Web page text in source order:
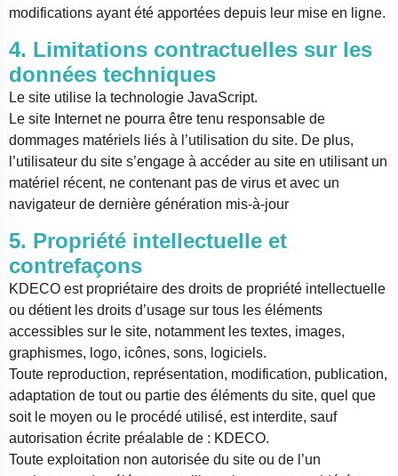
modifications ayant été apportées depuis leur mise en ligne.
4. Limitations contractuelles sur les
données techniques
Le site utilise la technologie JavaScript.
Le site Internet ne pourra être tenu responsable de
dommages matériels liés à l’utilisation du site. De plus,
l’utilisateur du site s’engage à accéder au site en utilisant un
matériel récent, ne contenant pas de virus et avec un
navigateur de dernière génération mis-à-jour
5. Propriété intellectuelle et
contrefaçons
KDECO est propriétaire des droits de propriété intellectuelle
ou détient les droits d’usage sur tous les éléments
accessibles sur le site, notamment les textes, images,
graphismes, logo, icônes, sons, logiciels.
Toute reproduction, représentation, modification, publication,
adaptation de tout ou partie des éléments du site, quel que
soit le moyen ou le procédé utilisé, est interdite, sauf
autorisation écrite préalable de : KDECO.
Toute exploitation non autorisée du site ou de l’un